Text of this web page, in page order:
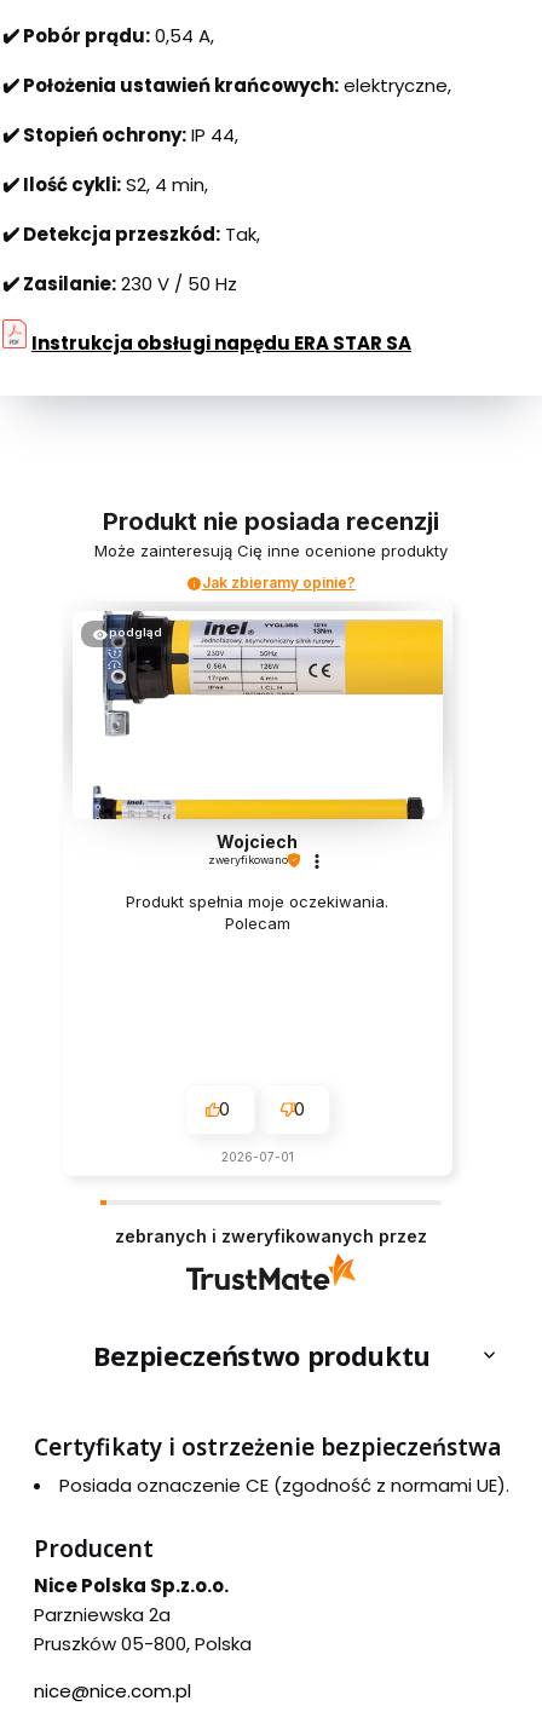
✔️ Pobór prądu:0,54 A,
✔️ Położenia ustawień krańcowych:elektryczne,
✔️ Stopień ochrony:IP 44,
✔️ Ilość cykli:S2, 4 min,
✔️ Detekcja przeszkód: Tak,
✔️ Zasilanie:230 V / 50 Hz
Instrukcja obsługi napędu ERA STAR SA
Produkt nie posiada recenzji
Może zainteresują Cię inne ocenione produkty
Jak zbieramy opinie?
podgląd
Wojciech
zweryfikowano
Produkt spełnia moje oczekiwania.
Polecam
0 0
2026-07-01
zebranych i zweryfikowanych przez
Bezpieczeństwo produktu
Certyfikaty i ostrzeżenie bezpieczeństwa
Posiada oznaczenie CE (zgodność z normami UE).
Producent
Nice Polska Sp.z.o.o.
Parzniewska 2a
Pruszków 05-800, Polska
nice@nice.com.pl